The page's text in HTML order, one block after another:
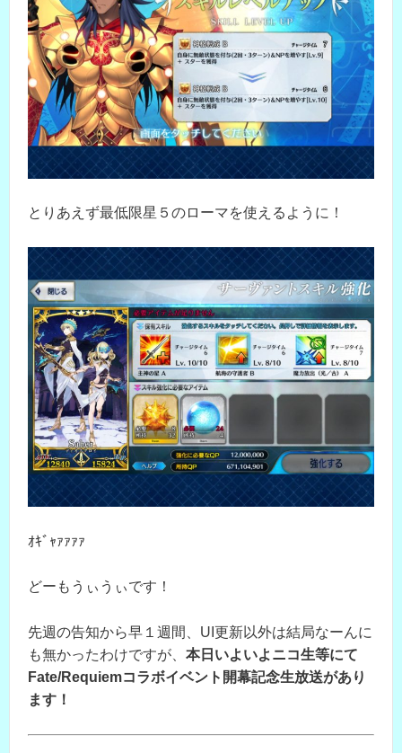
とりあえず最低限星５のローマを使えるように！
ｵｷﾞｬｧｧｧｧ
どーもうぃうぃです！
先週の告知から早１週間、UI更新以外は結局なーんに
も無かったわけですが、 本日いよいよニコ生等にて
Fate/Requiemコラボイベント開幕記念生放送があり
ます！